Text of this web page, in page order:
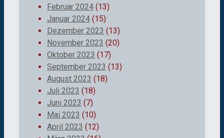
Februar 2024 (13)
Januar 2024 (15)
Dezember 2023 (13)
November 2023 (20)
Oktober 2023 (17)
September 2023 (13)
August 2023 (18)
Juli 2023 (18)
Juni 2023 (7)
Mai 2023 (10)
April 2023 (12)